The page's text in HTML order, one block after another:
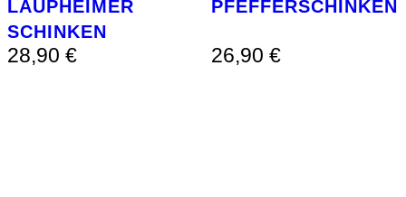
LAUPHEIMER
SCHINKEN
28,90 €
PFEFFERSCHINKEN
26,90 €